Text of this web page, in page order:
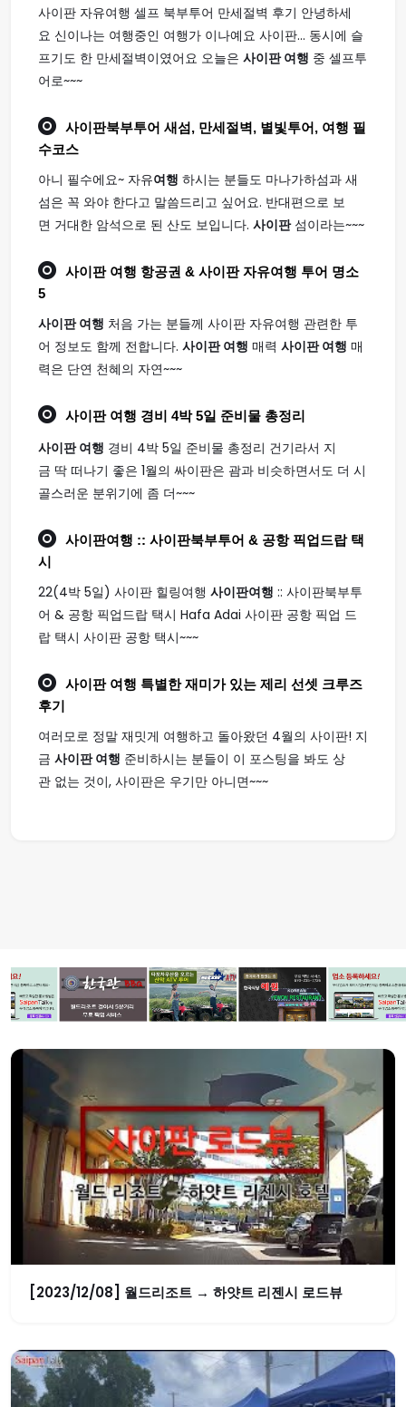
사이판 자유여행 셀프 북부투어 만세절벽 후기 안녕하세
요 신이나는 여행중인 여행가 이나예요 사이판... 동시에 슬
프기도 한 만세절벽이였어요 오늘은 사이판 여행 중 셀프투
어로~~~
사이판북부투어 새섬, 만세절벽, 별빛투어, 여행 필
수코스
아니 필수에요~ 자유여행 하시는 분들도 마나가하섬과 새
섬은 꼭 와야 한다고 말씀드리고 싶어요. 반대편으로 보
면 거대한 암석으로 된 산도 보입니다. 사이판섬이라는~~~
사이판 여행 항공권 & 사이판 자유여행 투어 명소
5
사이판 여행 처음 가는 분들께 사이판 자유여행 관련한 투
어 정보도 함께 전합니다. 사이판 여행 매력 사이판 여행 매
력은 단연 천혜의 자연~~~
사이판 여행 경비 4박 5일 준비물 총정리
사이판 여행 경비 4박 5일 준비물 총정리 건기라서 지
금 딱 떠나기 좋은 1월의 싸이판은 괌과 비슷하면서도 더 시
골스러운 분위기에 좀 더~~~
사이판여행 :: 사이판북부투어 & 공항 픽업드랍 택
시
22(4박 5일) 사이판 힐링여행 사이판여행 :: 사이판북부투
어 & 공항 픽업드랍 택시 Hafa Adai 사이판 공항 픽업 드
랍 택시 사이판 공항 택시~~~
사이판 여행 특별한 재미가 있는 제리 선셋 크루즈
후기
여러모로 정말 재밋게 여행하고 돌아왔던 4월의 사이판! 지
금 사이판 여행 준비하시는 분들이 이 포스팅을 봐도 상
관 없는 것이, 사이판은 우기만 아니면~~~
[2023/12/08] 월드리조트 → 하얏트 리젠시 로드뷰